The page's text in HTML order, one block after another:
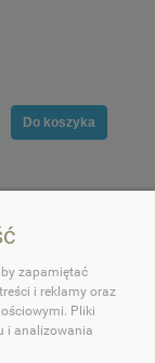
Do koszyka
zapamiętać
i reklamy oraz
Pliki
i analizowania